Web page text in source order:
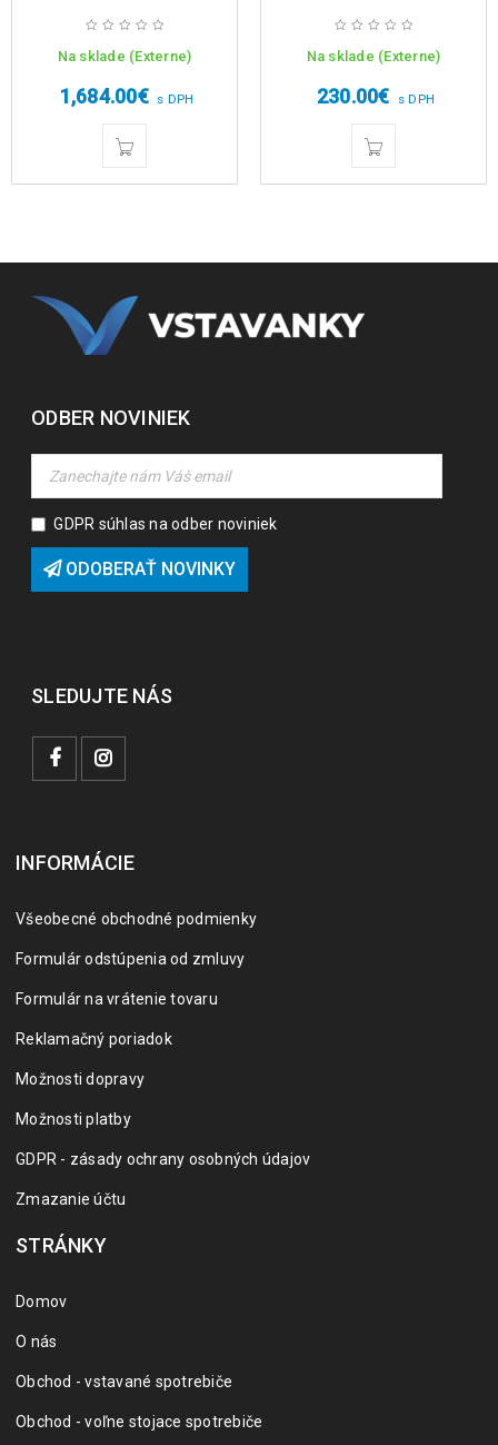
Na sklade (Externe)
1,684.00€ s DPH
Na sklade (Externe)
230.00€ s DPH
ODBER NOVINIEK
GDPR súhlas na odber noviniek
ODOBERAŤ NOVINKY
SLEDUJTE NÁS
INFORMÁCIE
Všeobecné obchodné podmienky
Formulár odstúpenia od zmluvy
Formulár na vrátenie tovaru
Reklamačný poriadok
Možnosti dopravy
Možnosti platby
GDPR - zásady ochrany osobných údajov
Zmazanie účtu
STRÁNKY
Domov
O nás
Obchod - vstavané spotrebiče
Obchod - voľne stojace spotrebiče